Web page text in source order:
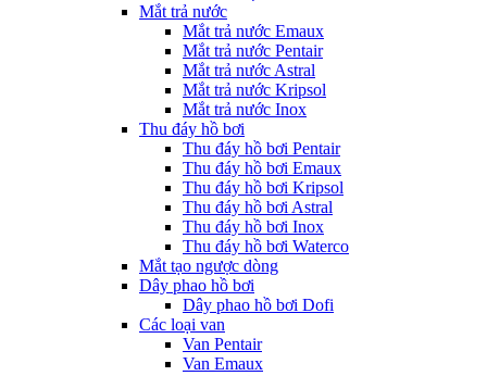
Mắt trả nước
Mắt trả nước Emaux
Mắt trả nước Pentair
Mắt trả nước Astral
Mắt trả nước Kripsol
Mắt trả nước Inox
Thu đáy hồ bơi
Thu đáy hồ bơi Pentair
Thu đáy hồ bơi Emaux
Thu đáy hồ bơi Kripsol
Thu đáy hồ bơi Astral
Thu đáy hồ bơi Inox
Thu đáy hồ bơi Waterco
Mắt tạo ngược dòng
Dây phao hồ bơi
Dây phao hồ bơi Dofi
Các loại van
Van Pentair
Van Emaux